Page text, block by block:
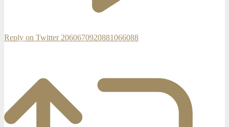
Reply on Twitter 2060670920881066088